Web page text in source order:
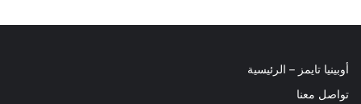
أوبينيا تايمز – الرئيسية
تواصل معنا